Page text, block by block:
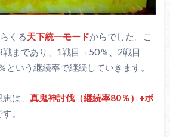
くる天下統一モードからでした。こ
戦まであり、1戦目→50％、2戦目
いう継続率で継続していきます。
は、 真鬼神討伐（継続率80％）+ボ
。